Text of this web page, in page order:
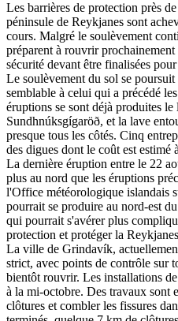
Les barrières de protection près
péninsule de Reykjanes sont
cours. Malgré le soulèvement
préparent à rouvrir
sécurité devant être finalisées
Le soulèvement du sol se
semblable à celui qui a précédé
éruptions se sont déjà produites
Sundhnúksgígaröð, et la lave
presque tous les côtés. Cinq
des digues dont le coût est estimé
La dernière éruption entre le 22
plus au nord que les éruptions
l'Office météorologique islandais
pourrait se produire au nord-est
qui pourrait s'avérer plus
protection et protéger la
La ville de Grindavík,
strict, avec points de contrôle sur
bientôt rouvrir. Les installations
à la mi-octobre. Des travaux sont
clôtures et combler les fissures